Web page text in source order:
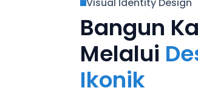
Bangun
Melalui
Ikonik